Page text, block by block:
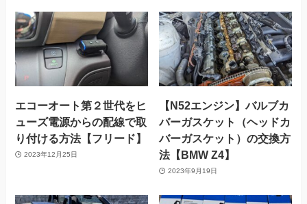
エコーオート第２世代をヒ
ューズ電源からの配線で取
り付ける方法【フリード】
2023年12月25日
【N52エンジン】バルブカ
バーガスケット（ヘッドカ
バーガスケット）の交換方
法【BMW Z4】
2023年9月19日